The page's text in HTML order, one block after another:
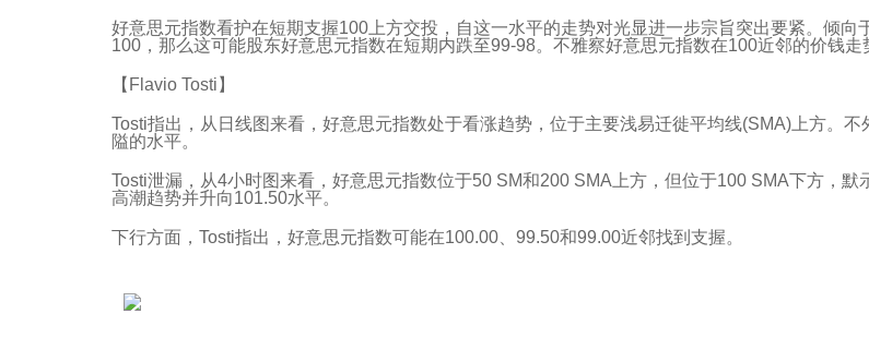
好意思元指数看护在短期支握100上方交投，自这一水平的走势对光显进一步宗旨突出要紧。倾
100，那么这可能股东好意思元指数在短期内跌至99-98。不雅察好意思元指数在100近邻的价钱走
【Flavio Tosti】
Tosti指出，从日线图来看，好意思元指数处于看涨趋势，位于主要浅易迁徙平均线(SMA)上方。
隘的水平。
Tosti泄漏，从4小时图来看，好意思元指数位于50 SM和200 SMA上方，但位于100 SMA下方，
高潮趋势并升向101.50水平。
下行方面，Tosti指出，好意思元指数可能在100.00、99.50和99.00近邻找到支握。